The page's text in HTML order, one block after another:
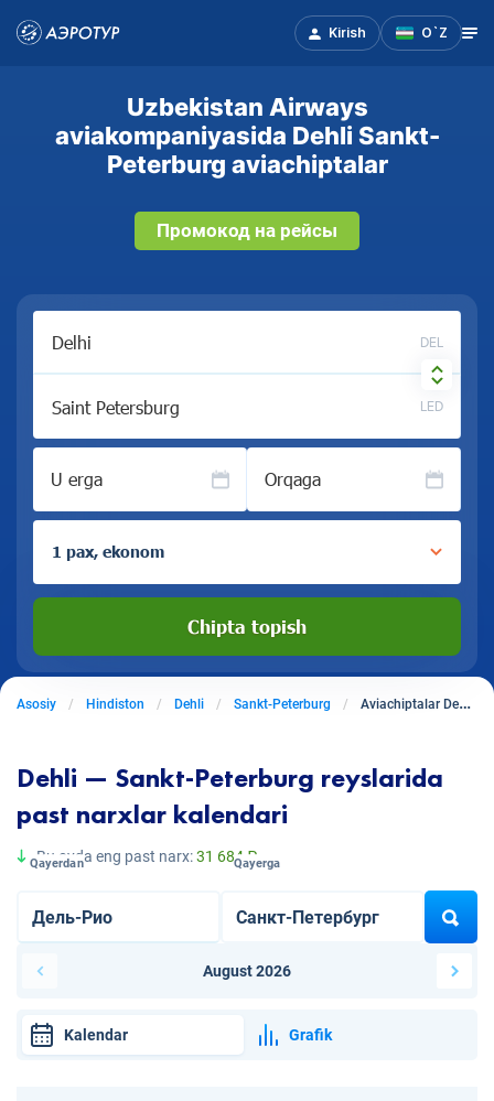
Kirish O`Z
Uzbekistan Airways
aviakompaniyasida Dehli Sankt-
Peterburg aviachiptalar
Промокод на рейсы
DEL
LED
U erga Orqaga
1 pax, ekonom
Chipta topish
Asosiy Hindiston Dehli Sankt-Peterburg Aviachiptalar Dehlidan Sankt-Peterburgga
Dehli — Sankt-Peterburg reyslarida
past narxlar kalendari
Bu oyda eng past narx:31 684 ₽
Qayerdan Qayerga
August 2026
Kalendar Grafik